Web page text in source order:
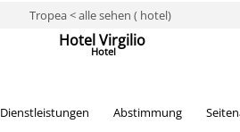
Tropea < alle sehen ( hotel)
Hotel Virgilio
Hotel
Dienstleistungen Abstimmung